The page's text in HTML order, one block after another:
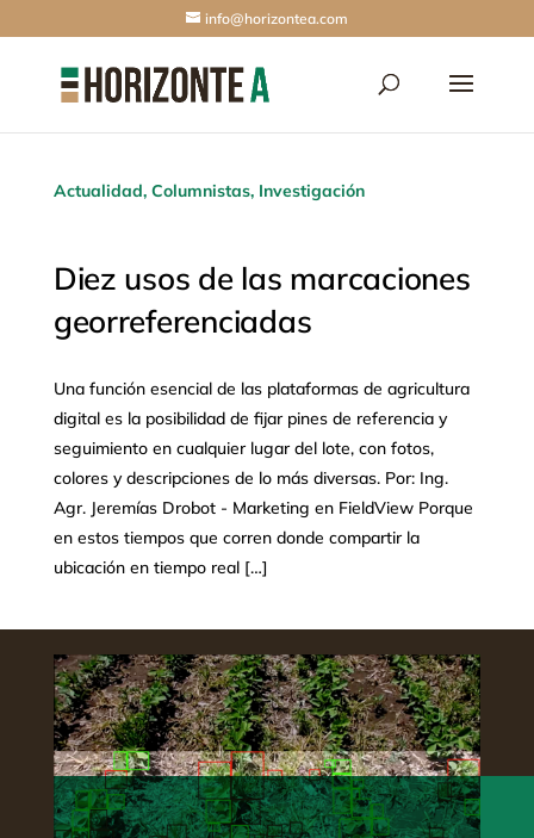
info@horizontea.com
Actualidad, Columnistas, Investigación
Diez usos de las marcaciones
georreferenciadas
Una función esencial de las plataformas de agricultura
digital es la posibilidad de fijar pines de referencia y
seguimiento en cualquier lugar del lote, con fotos,
colores y descripciones de lo más diversas. Por: Ing.
Agr. Jeremías Drobot - Marketing en FieldView Porque
en estos tiempos que corren donde compartir la
ubicación en tiempo real […]